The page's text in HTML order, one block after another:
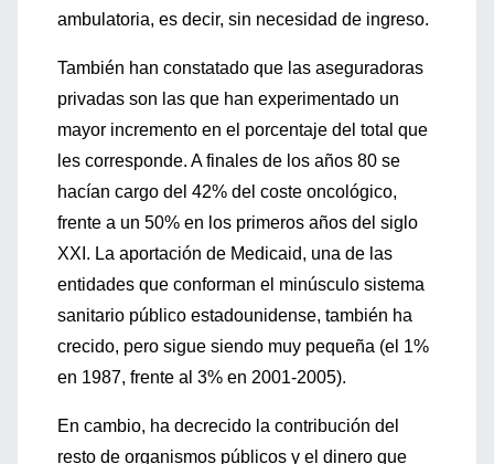
ambulatoria, es decir, sin necesidad de ingreso.
También han constatado que las aseguradoras
privadas son las que han experimentado un
mayor incremento en el porcentaje del total que
les corresponde. A finales de los años 80 se
hacían cargo del 42% del coste oncológico,
frente a un 50% en los primeros años del siglo
XXI. La aportación de Medicaid, una de las
entidades que conforman el minúsculo sistema
sanitario público estadounidense, también ha
crecido, pero sigue siendo muy pequeña (el 1%
en 1987, frente al 3% en 2001-2005).
En cambio, ha decrecido la contribución del
resto de organismos públicos y el dinero que